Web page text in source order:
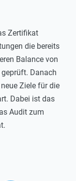
Zertifikat
die bereits
Balance von
Danach
Ziele für die
Dabei ist das
Audit zum